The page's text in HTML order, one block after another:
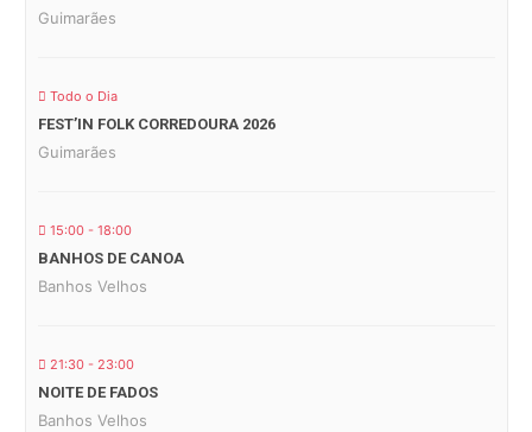
Guimarães
Todo o Dia
FEST’IN FOLK CORREDOURA 2026
Guimarães
15:00 - 18:00
BANHOS DE CANOA
Banhos Velhos
21:30 - 23:00
NOITE DE FADOS
Banhos Velhos